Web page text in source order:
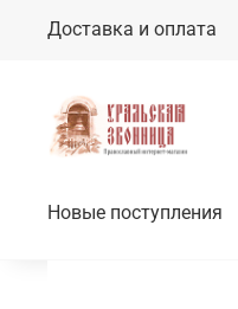
Доставка и оплата
Новые поступления